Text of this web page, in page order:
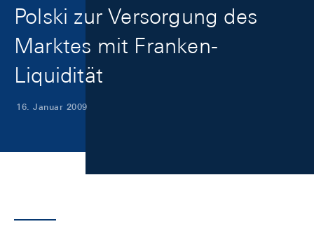
Polski zur Versorgung des
Marktes mit Franken-
Liquidität
16. Januar 2009